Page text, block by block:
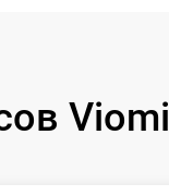
Viomi